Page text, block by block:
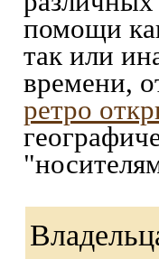
помощи
так или
времени,
ретро